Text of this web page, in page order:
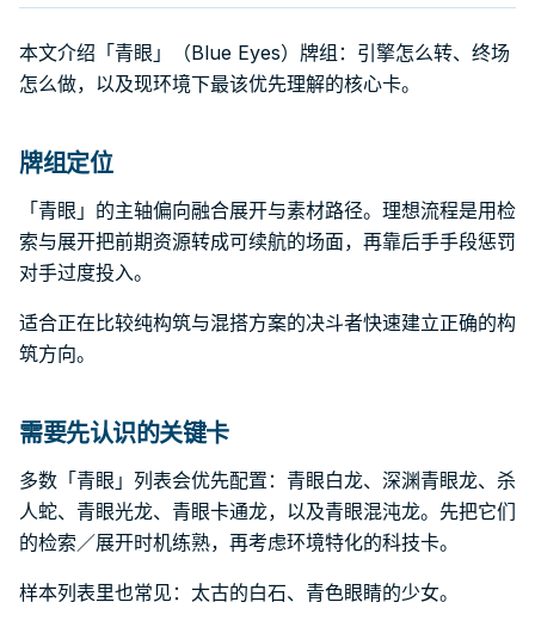
本文介绍「青眼」（Blue Eyes）牌组：引擎怎么转、终场
怎么做，以及现环境下最该优先理解的核心卡。
牌组定位
「青眼」的主轴偏向融合展开与素材路径。理想流程是用检
索与展开把前期资源转成可续航的场面，再靠后手手段惩罚
对手过度投入。
适合正在比较纯构筑与混搭方案的决斗者快速建立正确的构
筑方向。
需要先认识的关键卡
多数「青眼」列表会优先配置：青眼白龙、深渊青眼龙、杀
人蛇、青眼光龙、青眼卡通龙，以及青眼混沌龙。先把它们
的检索／展开时机练熟，再考虑环境特化的科技卡。
样本列表里也常见：太古的白石、青色眼睛的少女。